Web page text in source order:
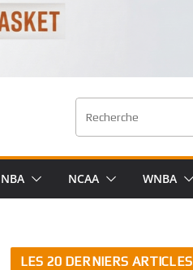
NBA NCAA WNBA
LES 20 DERNIERS ARTICLES